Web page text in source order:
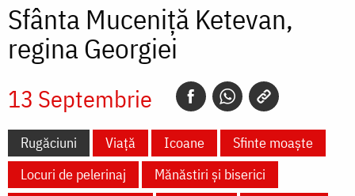
Sfânta Muceniță Ketevan,
regina Georgiei
13 Septembrie
Rugăciuni Viață Icoane
Sfinte moaște
Locuri de pelerinaj
Mănăstiri și biserici